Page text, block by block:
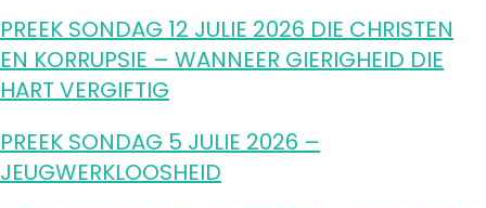
PREEK SONDAG 12 JULIE 2026 DIE CHRISTEN
EN KORRUPSIE – WANNEER GIERIGHEID DIE
HART VERGIFTIG
PREEK SONDAG 5 JULIE 2026 –
JEUGWERKLOOSHEID